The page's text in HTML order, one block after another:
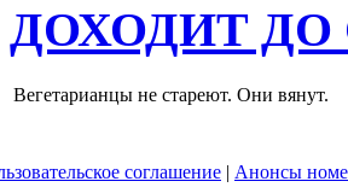
ДОХОДИТ
Вегетарианцы не стареют. Они вянут.
соглашение | Анонсы